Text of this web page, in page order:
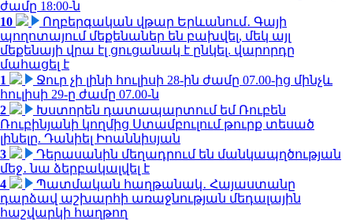
ժամը 18:00-ն
10
Ողբերգական վթար Երևանում․ Գայի
պողոտայում մեքենաներ են բախվել, մեկ այլ
մեքենայի վրա էլ ցուցանակ է ընկել. վարորդը
մահացել է
1
Ջուր չի լինի հուլիսի 28-ին ժամը 07.00-ից մինչև
հուլիսի 29-ը ժամը 07.00-ն
2
Խստորեն դատապարտում եմ Ռուբեն
Ռուբինյանի կողմից Ստամբուլում թուրք տեսած
լինելը. Դանիել Իոաննիսյան
3
Դերասանին մեղադրում են մանկապղծության
մեջ․ նա ձերբակալվել է
4
Պատմական հաղթանակ․ Հայաստանը
դարձավ աշխարհի առաջնության մեդալային
հաշվարկի հաղթող